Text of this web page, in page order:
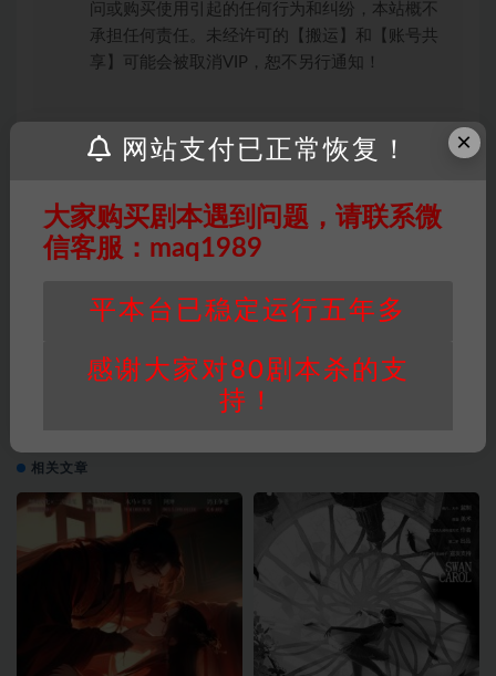
问或购买使用引起的任何行为和纠纷，本站概不
承担任何责任。未经许可的【搬运】和【账号共
享】可能会被取消VIP，恕不另行通知！
新手本
打赏 收藏 链接
《盲人监狱》5人剧本杀电子版完整资源
《姑娘》5至6剧本杀电子版完整资源
相关文章
×
网站支付已正常恢复！
大家购买剧本遇到问题，请联系微
信客服：maq1989
平本台已稳定运行五年多
感谢大家对80剧本杀的支
持！